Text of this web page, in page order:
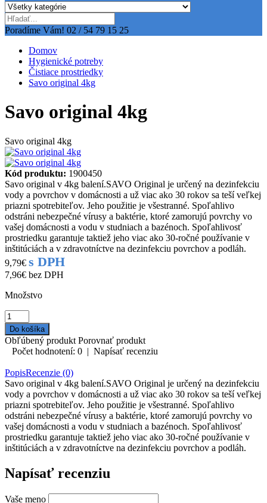
Poradíme Vám! 02 / 54 79 15 25
Domov
Hygienické potreby
Čistiace prostriedky
Savo original 4kg
Savo original 4kg
Savo original 4kg
Kód produktu: 1900450
Savo original v 4kg balení.SAVO Original je určený na dezinfekciu
vody a povrchov v domácnosti a už viac ako 30 rokov sa teší veľkej
priazni spotrebiteľov. Jeho použitie je všestranné. Spoľahlivo
odstráni nebezpečné vírusy a baktérie, ktoré zamorujú povrchy vo
vašej domácnosti a vodu v studniach a bazénoch. Spoľahlivosť
prostriedku garantuje taktiež jeho viac ako 30-ročné používanie v
inštitúciách a v zdravotníctve na dezinfekciu povrchov a podláh.
9,79€ s DPH
7,96€ bez DPH
Množstvo
Obľúbený produkt Porovnať produkt
Počet hodnotení: 0 | Napísať recenziu
PopisRecenzie (0)
Savo original v 4kg balení.SAVO Original je určený na dezinfekciu
vody a povrchov v domácnosti a už viac ako 30 rokov sa teší veľkej
priazni spotrebiteľov. Jeho použitie je všestranné. Spoľahlivo
odstráni nebezpečné vírusy a baktérie, ktoré zamorujú povrchy vo
vašej domácnosti a vodu v studniach a bazénoch. Spoľahlivosť
prostriedku garantuje taktiež jeho viac ako 30-ročné používanie v
inštitúciách a v zdravotníctve na dezinfekciu povrchov a podláh.
Napísať recenziu
Vaše meno